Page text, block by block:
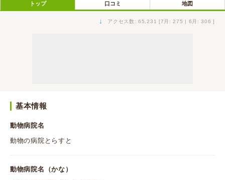
トップ 口コミ 地図
↓ アクセス数: 65,231 [7月: 275 | 6月: 306 ]
基本情報
動物病院名
動物の病院とらすと
動物病院名（かな）